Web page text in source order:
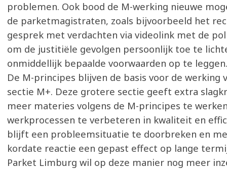
problemen. Ook bood de M-werking nieuwe
de parketmagistraten, zoals bijvoorbeeld het
gesprek met verdachten via videolink met de
om de justitiële gevolgen persoonlijk toe te
onmiddellijk bepaalde voorwaarden op te leggen.
De M-principes blijven de basis voor de werking
sectie M+. Deze grotere sectie geeft extra
meer materies volgens de M-principes te
werkprocessen te verbeteren in kwaliteit en
blijft een probleemsituatie te doorbreken en
kordate reactie een gepast effect op lange
Parket Limburg wil op deze manier nog meer